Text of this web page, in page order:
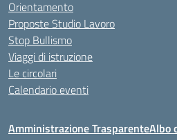
Orientamento
Proposte Studio Lavoro
Stop Bullismo
Viaggi di istruzione
Le circolari
Calendario eventi
Amministrazione TrasparenteAlbo